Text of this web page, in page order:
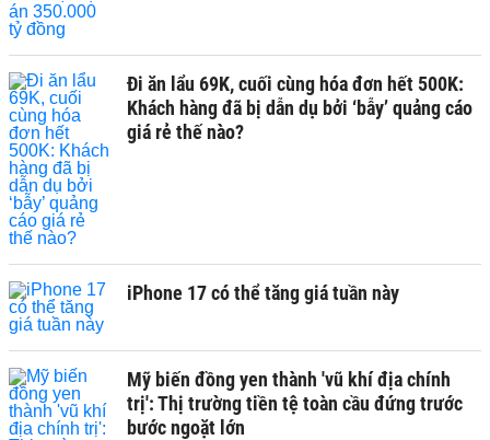
Đi ăn lẩu 69K, cuối cùng hóa đơn hết 500K:
Khách hàng đã bị dẫn dụ bởi ‘bẫy’ quảng cáo
giá rẻ thế nào?
iPhone 17 có thể tăng giá tuần này
Mỹ biến đồng yen thành 'vũ khí địa chính
trị': Thị trường tiền tệ toàn cầu đứng trước
bước ngoặt lớn